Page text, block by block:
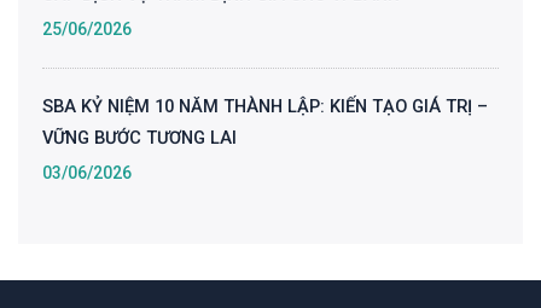
25/06/2026
SBA KỶ NIỆM 10 NĂM THÀNH LẬP: KIẾN TẠO GIÁ TRỊ –
VỮNG BƯỚC TƯƠNG LAI
03/06/2026